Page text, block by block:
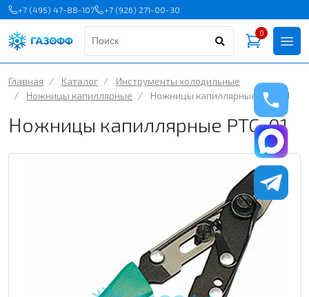
+7 (495) 47-88-107 +7 (926) 271-00-30
0
Главная / Каталог /
Инструменты холодильные
/
Ножницы капиллярные / Ножницы капиллярные PTC-01
Ножницы капиллярные PTC-01